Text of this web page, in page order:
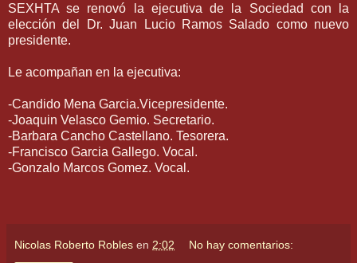
SEXHTA se renovó la ejecutiva de la Sociedad con la
elección del Dr. Juan Lucio Ramos Salado como nuevo
presidente.
Le acompañan en la ejecutiva:
-Candido Mena Garcia.Vicepresidente.
-Joaquin Velasco Gemio. Secretario.
-Barbara Cancho Castellano. Tesorera.
-Francisco Garcia Gallego. Vocal.
-Gonzalo Marcos Gomez. Vocal.
Nicolas Roberto Robles en 2:02 No hay comentarios: